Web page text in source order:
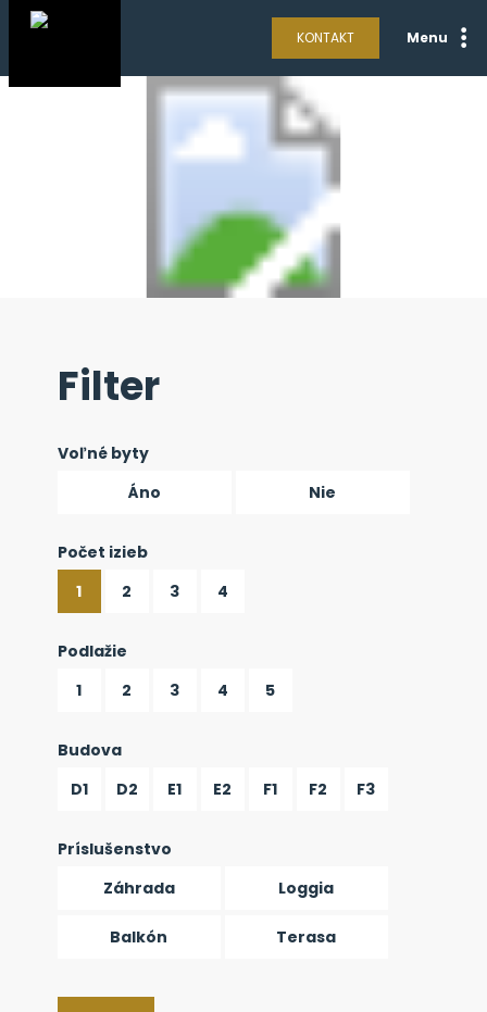
KONTAKT Menu
Filter
Voľné byty
Áno
Nie
Počet izieb
1
2 3 4
Podlažie
1
2 3 4 5
Budova
D1
D2 E1 E2 F1 F2 F3
Príslušenstvo
Záhrada
Loggia
Balkón Terasa